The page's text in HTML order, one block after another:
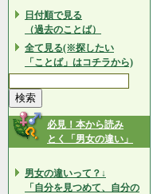
日付順で見る
（過去のことば）
全て見る(※探したい
「ことば」はコチラから)
必見！本から読み
とく「男女の違い」
男女の違いって？↓
「自分を見つめて、自分の